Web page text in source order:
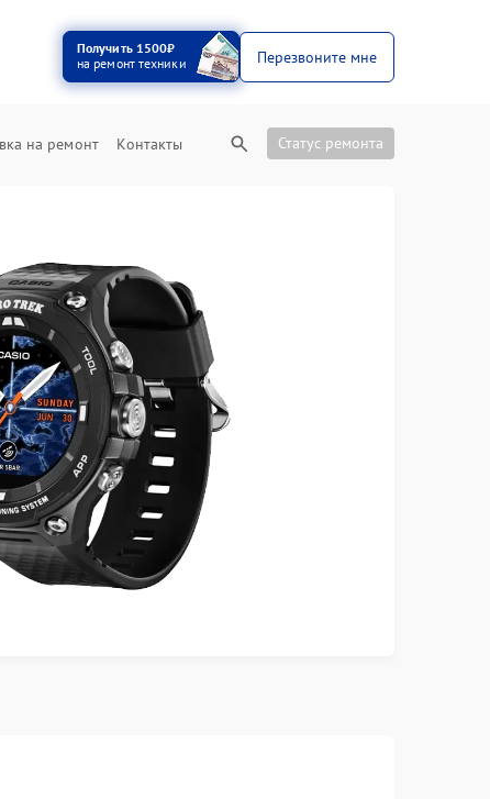
Получить 1500₽
на ремонт техники
Перезвоните мне
на ремонт Контакты Статус ремонта